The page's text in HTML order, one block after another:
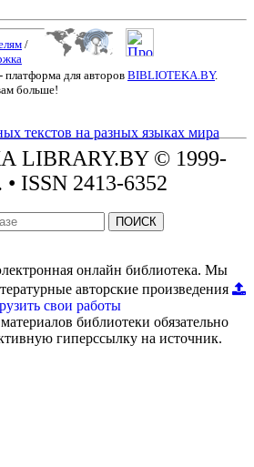
/
для авторов BIBLIOTEKA.BY.
больше!
LIBRARY.BY © 1999-
• ISSN 2413-6352
ПОИСК
онлайн библиотека. Мы
авторские произведения
свои работы
библиотеки обязательно
гиперссылку на источник.